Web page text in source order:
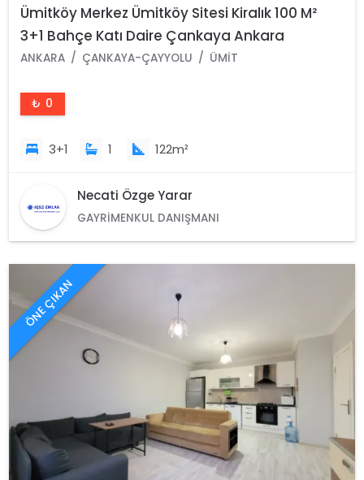
Ümitköy Merkez Ümitköy Sitesi Kiralık 100 M²
3+1 Bahçe Katı Daire Çankaya Ankara
ANKARA ÇANKAYA-ÇAYYOLU ÜMIT
₺ 0
3+1 1 122m²
Necati Özge Yarar
GAYRIMENKUL DANIŞMANI
ÖNE ÇIKAN